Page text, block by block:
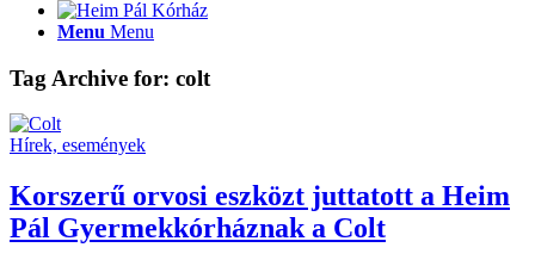
Menu Menu
Tag Archive for: colt
Hírek, események
Korszerű orvosi eszközt juttatott a Heim
Pál Gyermekkórháznak a Colt